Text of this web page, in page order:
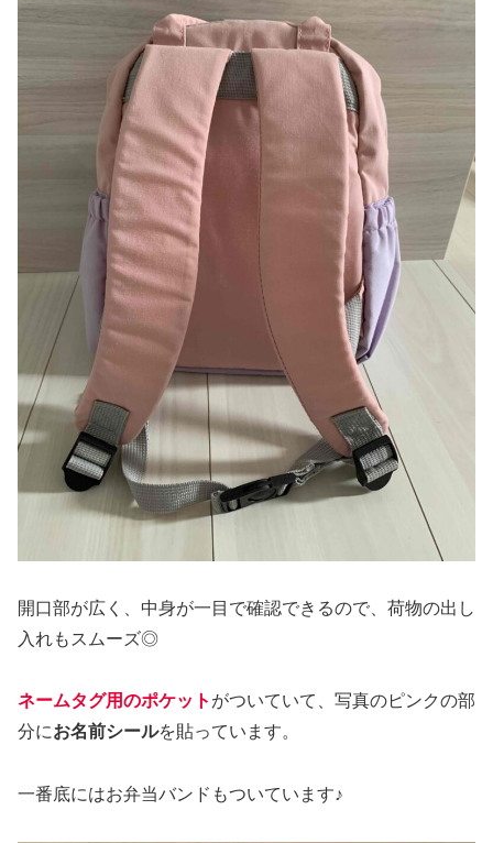
開口部が広く、中身が一目で確認できるので、荷物の出し
入れもスムーズ◎
ネームタグ用のポケット がついていて、写真のピンクの部
分にお名前シールを貼っています。
一番底にはお弁当バンドもついています♪